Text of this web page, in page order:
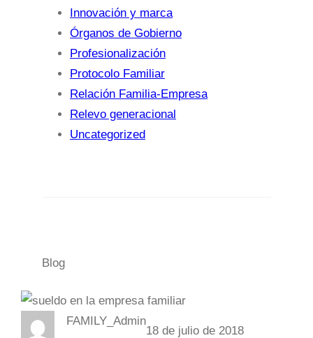
Innovación y marca
Órganos de Gobierno
Profesionalización
Protocolo Familiar
Relación Familia-Empresa
Relevo generacional
Uncategorized
Blog
FAMILY_Admin
18 de julio de 2018